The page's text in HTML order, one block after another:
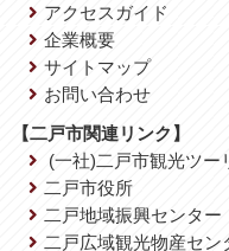
アクセスガイド
企業概要
サイトマップ
お問い合わせ
【二戸市関連リンク】
(一社)二戸市観光ツ
二戸市役所
二戸地域振興センター
二戸広域観光物産セン